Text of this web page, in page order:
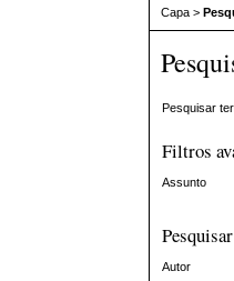
Capa >
Pesquisar
Filtros
Assunto
Autor